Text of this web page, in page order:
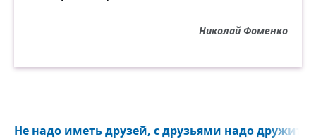
Николай Фоменко
Не надо иметь друзей, с друзьями надо